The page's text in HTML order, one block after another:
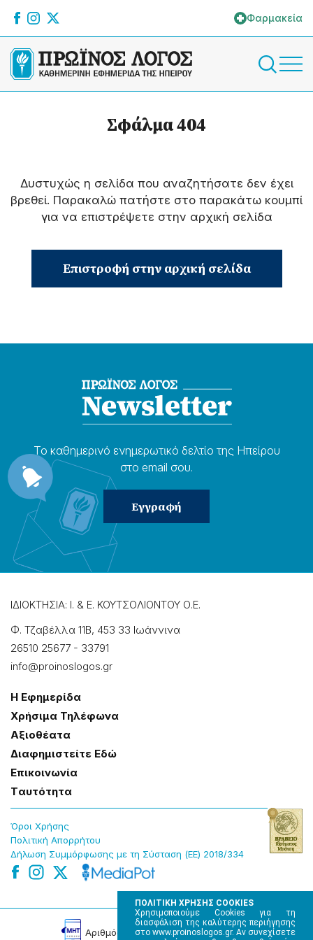
ΠΟΛΙΤΙΚΗ ΧΡΗΣΗΣ COOKIES
Χρησιμοποιούμε Cookies για τη
διασφάλιση της καλύτερης περιήγησης
στο www.proinoslogos.gr. Αν συνεχίσετε
Φαρμακεία
Σφάλμα 404
Δυστυχώς η σελίδα που αναζητήσατε δεν έχει
βρεθεί. Παρακαλώ πατήστε στο παρακάτω κουμπί
για να επιστρέψετε στην αρχική σελίδα
Επιστροφή στην αρχική σελίδα
Το καθημερɩνό ενημερωτɩκό δελτίο της Ηπείρου
στο email σου.
ΙΔΙΟΚΤΗΣΙΑ: Ι. & Ε. ΚΟΥΤΣΟΛΙΟΝΤΟΥ Ο.Ε.
Φ. Τζαβέλλα 11Β, 453 33 Ιωάννɩνα
26510 25677 - 33791
info@proinoslogos.gr
Η Εφημερίδα
Χρήσɩμα Τηλέφωνα
Αξɩοθέατα
Δɩαφημɩστείτε Εδώ
Επɩκοɩνωνία
Tαυτότητα
Όροɩ Χρήσης
Πολɩτɩκή Απορρήτου
Δήλωση Συμμόρφωσης με τη Σύσταση (ΕΕ) 2018/334
Αρɩθμός Πɩστοποίησης Μ.Η.Τ. 220242